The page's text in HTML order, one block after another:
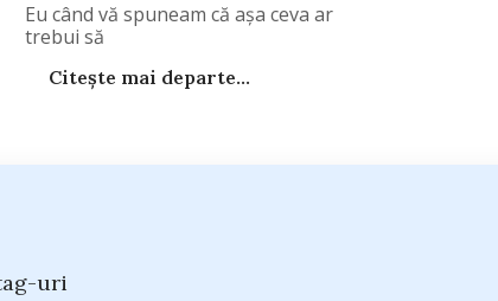
Eu când vă spuneam că aşa ceva ar
trebui să
Citește mai departe...
uri